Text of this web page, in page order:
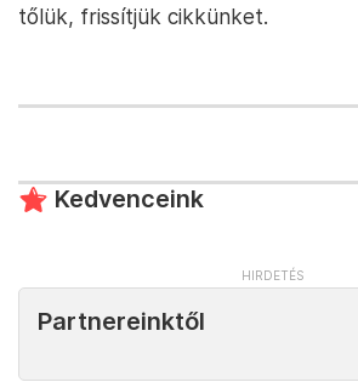
tőlük, frissítjük cikkünket.
Kedvenceink
Partnereinktől